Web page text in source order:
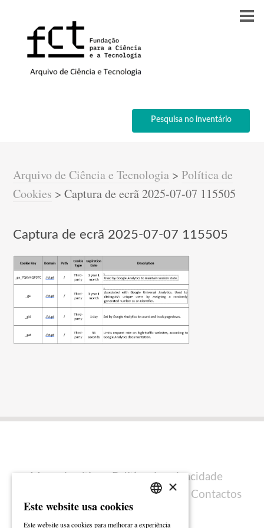
Pesquisa no inventário
Arquivo de Ciência e Tecnologia >Política de
Cookies >Captura de ecrã 2025-07-07 115505
Captura de ecrã 2025-07-07 115505
Mapa do sítio
Política de privacidade
Ficha técnica Contactos
×
Este website usa cookies
Este website usa cookies para melhorar a experiência